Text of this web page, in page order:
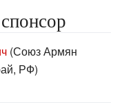
(Союз Армян
РФ)